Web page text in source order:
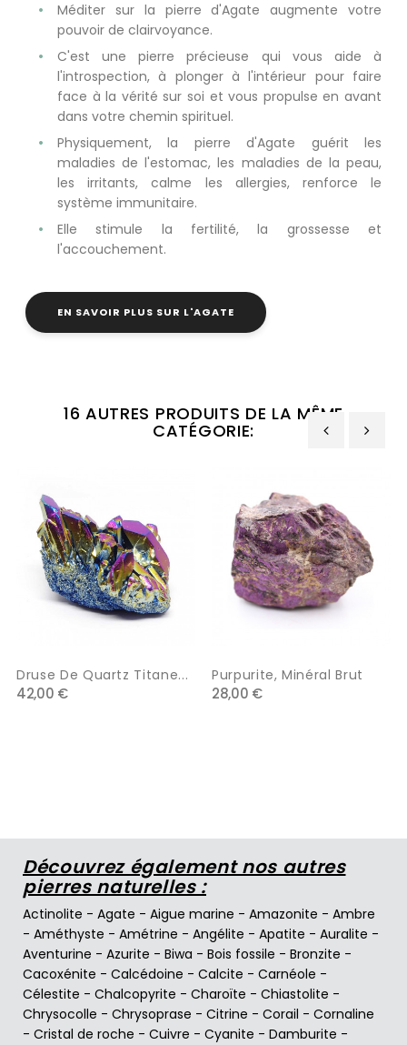
Méditer sur la pierre d'Agate augmente votre
pouvoir de clairvoyance.
C'est une pierre précieuse qui vous aide à
l'introspection, à plonger à l'intérieur pour faire
face à la vérité sur soi et vous propulse en avant
dans votre chemin spirituel.
Physiquement, la pierre d'Agate guérit les
maladies de l'estomac, les maladies de la peau,
les irritants, calme les allergies, renforce le
système immunitaire.
Elle stimule la fertilité, la grossesse et
l'accouchement.
EN SAVOIR PLUS SUR L'AGATE
16 AUTRES PRODUITS DE LA MÊME
CATÉGORIE:
Druse De Quartz Titane...
42,00 €
Purpurite, Minéral Brut
28,00 €
Découvrez également nos autres
pierres naturelles :
Actinolite - Agate - Aigue marine - Amazonite - Ambre
- Améthyste - Amétrine - Angélite - Apatite - Auralite -
Aventurine - Azurite - Biwa - Bois fossile - Bronzite -
Cacoxénite - Calcédoine - Calcite - Carnéole -
Célestite - Chalcopyrite - Charoïte - Chiastolite -
Chrysocolle - Chrysoprase - Citrine - Corail - Cornaline
- Cristal de roche - Cuivre - Cyanite - Damburite -